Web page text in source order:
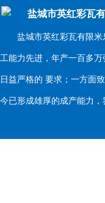
盐城市英红彩瓦
盐城市英红彩瓦有限米乐
工能力先进，年产一百多
日益严格的 要求；一方面
今已形成雄厚的成产能力